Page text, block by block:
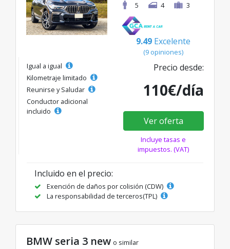
5
4 3
9.49 Excelente
(9 opiniones)
Igual a igual
Kilometraje limitado
Reunirse y Saludar
Conductor adicional
incluido
Precio desde:
110€/día
Ver oferta
Incluye tasas e
impuestos. (VAT)
Incluido en el precio:
Exención de daños por colisión (CDW)
La responsabilidad de terceros(TPL)
BMW seria 3 new o similar